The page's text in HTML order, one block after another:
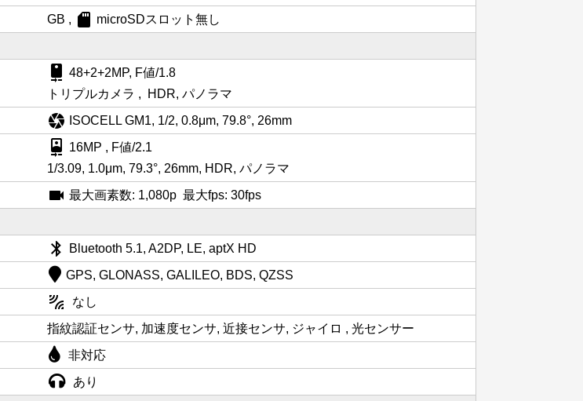
GB , sd_card microSDスロット無し
camera_rear 48+2+2MP, F値/1.8
トリプルカメラ , HDR, パノラマ
camera ISOCELL GM1, 1/2, 0.8μm, 79.8°, 26mm
camera_front 16MP , F値/2.1
1/3.09, 1.0μm, 79.3°, 26mm, HDR, パノラマ
videocam 最大画素数: 1,080p 最大fps: 30fps
bluetooth
Bluetooth 5.1, A2DP, LE, aptX HD
GPS, GLONASS, GALILEO, BDS, QZSS
leak_add
なし
指紋認証センサ, 加速度センサ, 近接センサ, ジャイロ , 光センサー
非対応
あり